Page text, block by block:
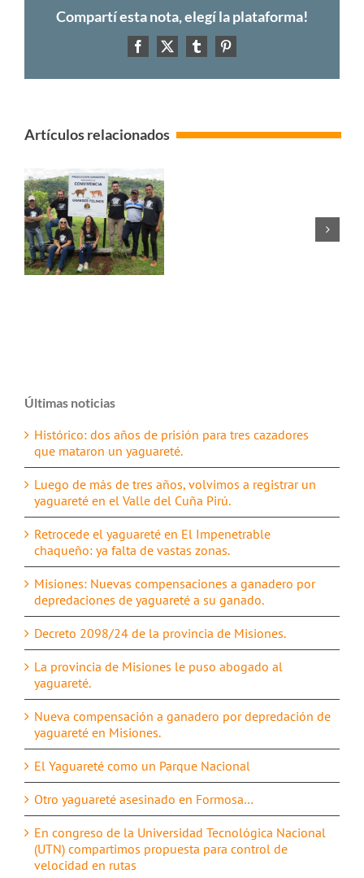
Compartí esta nota, elegí la plataforma!
Facebook
X TumblrPinterest
Artículos relacionados
Últimas noticias
Histórico: dos años de prisión para tres cazadores
que mataron un yaguareté.
Luego de más de tres años, volvimos a registrar un
yaguareté en el Valle del Cuña Pirú.
Retrocede el yaguareté en El Impenetrable
chaqueño: ya falta de vastas zonas.
Misiones: Nuevas compensaciones a ganadero por
depredaciones de yaguareté a su ganado.
Decreto 2098/24 de la provincia de Misiones.
La provincia de Misiones le puso abogado al
yaguareté.
Nueva compensación a ganadero por depredación de
yaguareté en Misiones.
El Yaguareté como un Parque Nacional
Otro yaguareté asesinado en Formosa…
En congreso de la Universidad Tecnológica Nacional
(UTN) compartimos propuesta para control de
velocidad en rutas